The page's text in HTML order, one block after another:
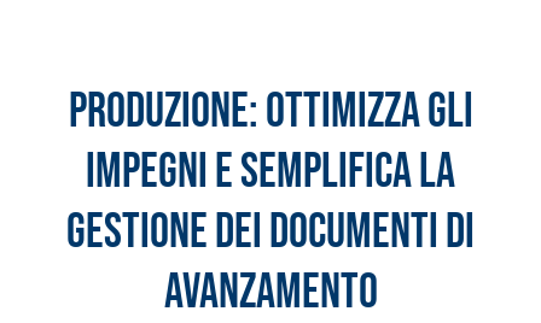
Produzione: ottimizza gli
impegni e semplifica la
gestione dei documenti di
avanzamento